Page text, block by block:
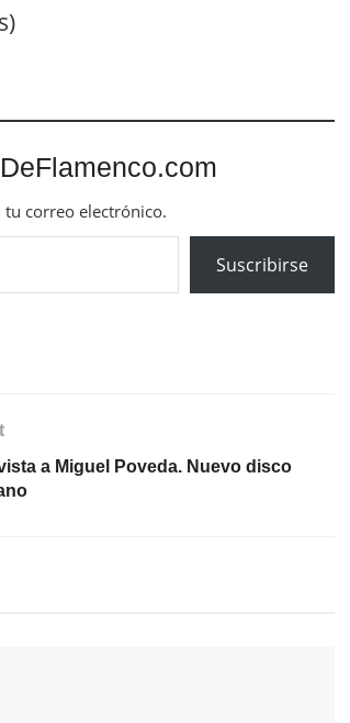
tu correo electrónico.
Suscribirse
a Miguel Poveda. Nuevo disco